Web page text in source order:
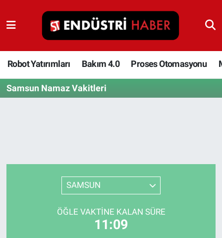
Robot Yatırımları Bakım 4.0 Proses Otomasyonu
Samsun Namaz Vakitleri
SAMSUN
ÖĞLE VAKTINE KALAN SÜRE
11:09
Robot Yatırımları
Bakım 4.0
Proses Otomasyonu
Depolama Çözümleri
İnşaat ve Malzeme
HaberOrtak